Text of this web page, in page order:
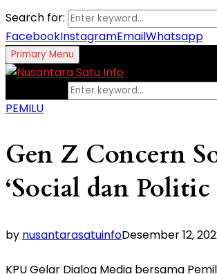
Search for:
FacebookInstagramEmailWhatsapp
Primary Menu
PEMILU
Gen Z Concern
‘Social dan Politic
by nusantarasatuinfoDesember 12,
KPU Gelar Dialog Media bersama